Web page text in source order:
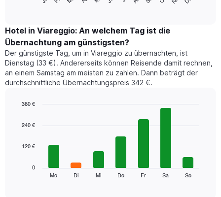
den
durchschnittlichen
Zimmerpreis
im
jeweiligen
Monat
an.
Diagramm
die
Monate
Hotel in Viareggio: An welchem Tag ist die
Übernachtung am günstigsten?
Der günstigste Tag, um in Viareggio zu übernachten, ist
Dienstag (33 €). Andererseits können Reisende damit rechnen,
an einem Samstag am meisten zu zahlen. Dann beträgt der
durchschnittliche Übernachtungspreis 342 €.
chart
bars.
Mo Di Mi Do Fr Sa So
0
120 €
240 €
360 €